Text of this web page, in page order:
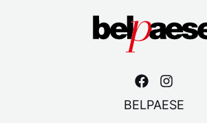
BELPAESE